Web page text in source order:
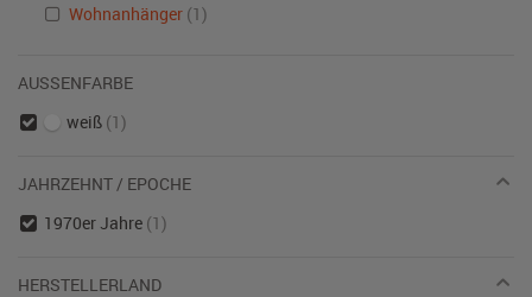
Wohnanhänger (1)
AUSSENFARBE
weiß (1)
JAHRZEHNT / EPOCHE
1970er Jahre (1)
HERSTELLERLAND